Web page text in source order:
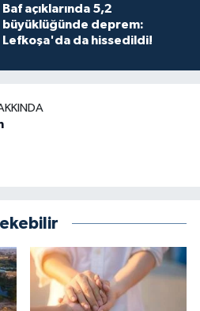
Baf açıklarında 5,2
büyüklüğünde deprem:
Lefkoşa'da da hissedildi!